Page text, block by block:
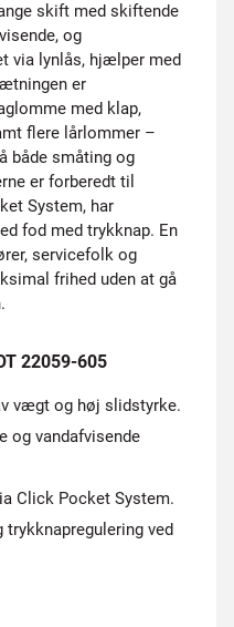
skift med skiftende
og
via lynlås, hjælper med
er
med klap,
flere lårlommer –
både småting og
er forberedt til
System, har
fod med trykknap. En
servicefolk og
frihed uden at gå
22059-605
vægt og høj slidstyrke.
og vandafvisende
Click Pocket System.
ved